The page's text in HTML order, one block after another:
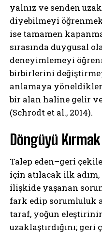
Gizlilik politikasını
yalnız ve senden
diyebilmeyi
ise tamamen
sırasında duygusal
deneyimlemeyi
birbirlerini
anlamaya
bir alan haline gelir
(Schrodt et al., 2014).
Döngüyü Kırmak
Talep eden–geri
için atılacak ilk
ilişkide yaşanan
fark edip sorumluluk
taraf, yoğun
uzaklaştırdığını;